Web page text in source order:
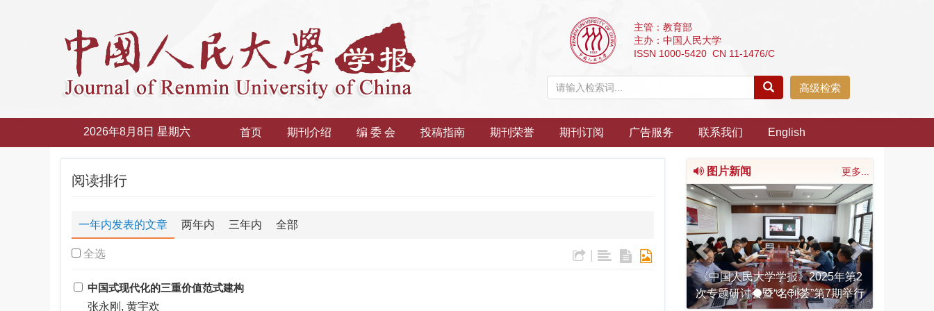
主管：教育部
主办：中国人民大学
ISSN 1000-5420 CN 11-1476/C
高级检索
2026年8月8日 星期六 首页 期刊介绍 编 委 会 投稿指南 期刊荣誉 期刊订阅 广告服务 联系我们 English
阅读排行
一年内发表的文章 两年内 三年内 全部
全选
中国式现代化的三重价值范式建构
张永刚, 黄宇欢
图片新闻 更多...
《中国人民大学学报》2025年第2
次专题研讨会暨“名刊荟”第7期举行
Previous Next